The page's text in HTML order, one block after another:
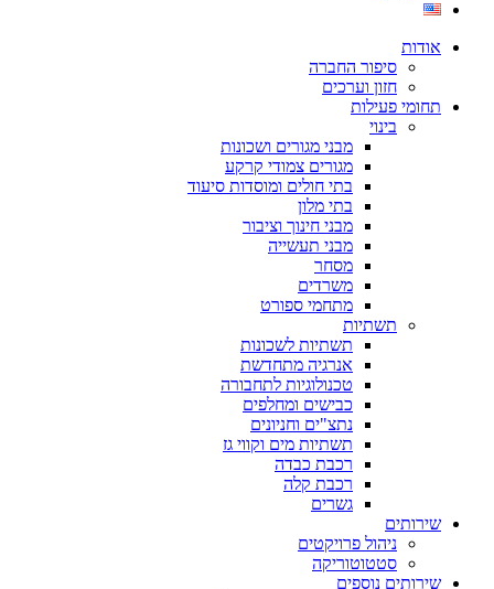
אודות
סיפור החברה
חזון וערכים
תחומי פעילות
בינוי
מבני מגורים ושכונות
מגורים צמודי קרקע
בתי חולים ומוסדות סיעוד
בתי מלון
מבני חינוך וציבור
מבני תעשייה
מסחר
משרדים
מתחמי ספורט
תשתיות
תשתיות לשכונות
אנרגיה מתחדשת
טכנולוגיות לתחבורה
כבישים ומחלפים
נתצ"ים וחניונים
תשתיות מים וקווי גז
רכבת כבדה
רכבת קלה
גשרים
שירותים
ניהול פרויקטים
סטטוטוריקה
שירותים נוספים